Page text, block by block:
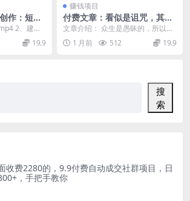
作：短视
节视频
2、建立
化.mp4
19.9
赚钱项目
付费文章：看似是诅咒，其实
是命好的5个征兆
文章介绍： 众生是愚昧的，所以，
很多被众生认为是诅咒的性格/特征/
运势，很有可能...
1 月前 512 19.9
搜
索
收费2280的，9.9付费自动成交社群项目，日
，手把手教你